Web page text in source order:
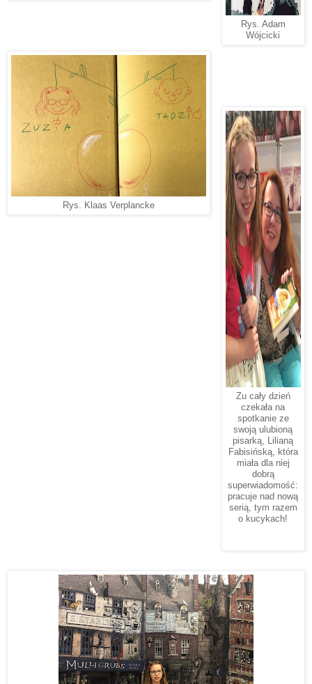
Rys. Adam
Wójcicki
Rys. Klaas Verplancke
Zu cały dzień
czekała na
spotkanie ze
swoją ulubioną
pisarką, Lilianą
Fabisińską, która
miała dla niej
dobrą
superwiadomość:
pracuje nad nową
serią, tym razem
o kucykach!